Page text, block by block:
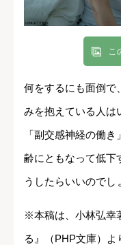
こ
何をするにも面倒で
みを抱えている人は
「副交感神経の働
齢にともなって低下
うしたらいいのでし
※本稿は、小林弘幸
る』（PHP文庫）